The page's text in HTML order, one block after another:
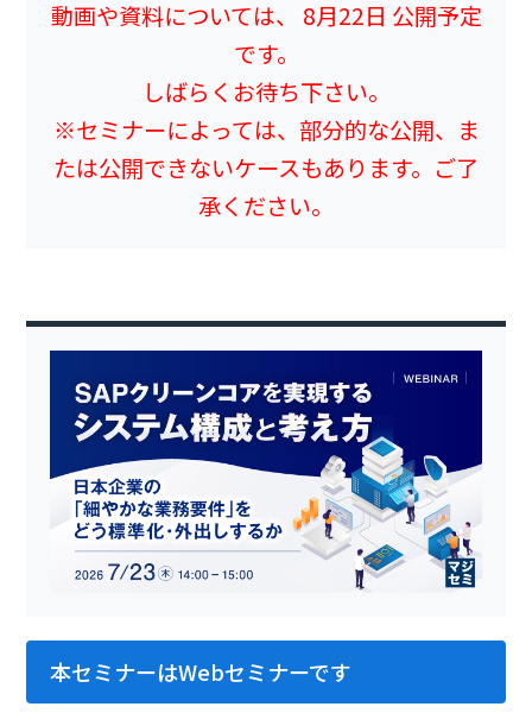
動画や資料については、 8月22日 公開予定
です。
しばらくお待ち下さい。
※セミナーによっては、部分的な公開、ま
たは公開できないケースもあります。ご了
承ください。
本セミナーはWebセミナーです